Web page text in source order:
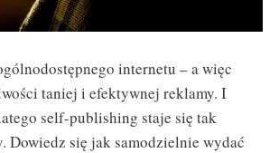
internetu – a więc
taniej i efektywnej reklamy. I
self-publishing staje się tak
Dowiedz się jak samodzielnie wydać